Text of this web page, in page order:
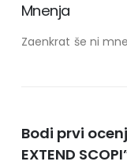
Mnenja
Zaenkrat še ni
Bodi prvi
EXTEND